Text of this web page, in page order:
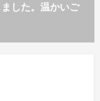
した。温かいご